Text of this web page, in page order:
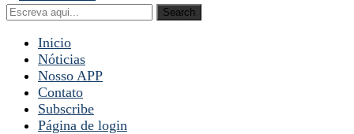
Search
Inicio
Nóticias
Nosso APP
Contato
Subscribe
Página de login